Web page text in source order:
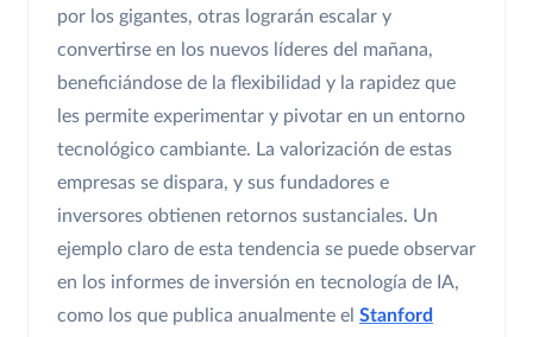
por los gigantes, otras lograrán escalar y
convertirse en los nuevos líderes del mañana,
beneficiándose de la flexibilidad y la rapidez que
les permite experimentar y pivotar en un entorno
tecnológico cambiante. La valorización de estas
empresas se dispara, y sus fundadores e
inversores obtienen retornos sustanciales. Un
ejemplo claro de esta tendencia se puede observar
en los informes de inversión en tecnología de IA,
como los que publica anualmente el Stanford